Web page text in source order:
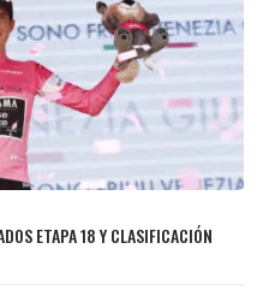
ETAPA 18 Y CLASIFICACIÓN